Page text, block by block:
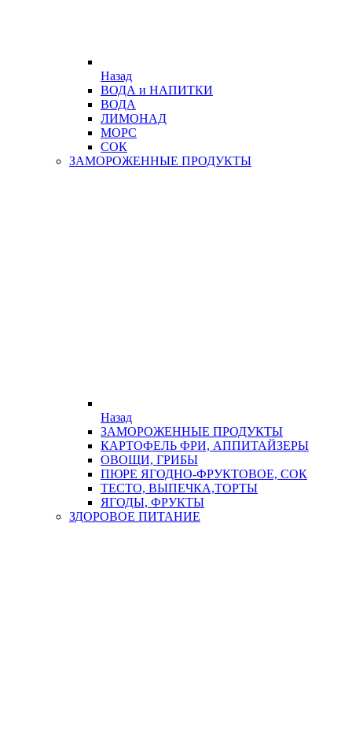
Назад
ВОДА и НАПИТКИ
ВОДА
ЛИМОНАД
МОРС
СОК
ЗАМОРОЖЕННЫЕ ПРОДУКТЫ
Назад
ЗАМОРОЖЕННЫЕ ПРОДУКТЫ
КАРТОФЕЛЬ ФРИ, АППИТАЙЗЕРЫ
ОВОЩИ, ГРИБЫ
ПЮРЕ ЯГОДНО-ФРУКТОВОЕ, СОК
ТЕСТО, ВЫПЕЧКА,ТОРТЫ
ЯГОДЫ, ФРУКТЫ
ЗДОРОВОЕ ПИТАНИЕ